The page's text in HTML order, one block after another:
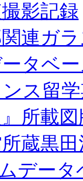
影記録
連ガ
タベ
ス留
』所載
蔵黒
データ